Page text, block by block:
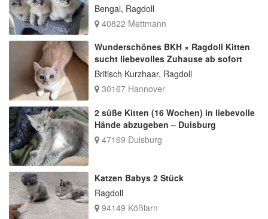
Bengal, Ragdoll
40822 Mettmann
Wunderschönes BKH × Ragdoll Kitten
sucht liebevolles Zuhause ab sofort
Britisch Kurzhaar, Ragdoll
30167 Hannover
2 süße Kitten (16 Wochen) in liebevolle
Hände abzugeben – Duisburg
47169 Duisburg
Katzen Babys 2 Stück
Ragdoll
94149 Kößlarn